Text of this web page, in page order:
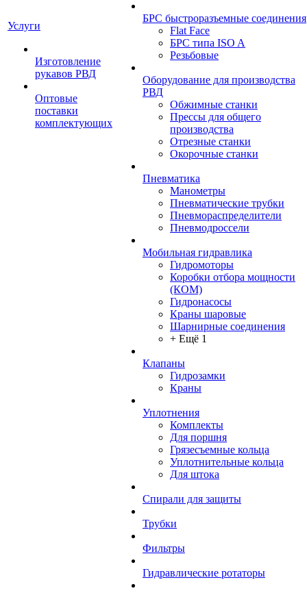
Услуги
Изготовление
рукавов РВД
Оптовые
поставки
комплектующих
БРС быстроразъемные соединения
Flat Face
БРС типа ISO A
Резьбовые
Оборудование для производства
РВД
Обжимные станки
Прессы для общего
производства
Отрезные станки
Окорочные станки
Пневматика
Манометры
Пневматические трубки
Пневмораспределители
Пневмодроссели
Мобильная гидравлика
Гидромоторы
Коробки отбора мощности
(КОМ)
Гидронасосы
Краны шаровые
Шарнирные соединения
+ Ещё 1
Клапаны
Гидрозамки
Краны
Уплотнения
Комплекты
Для поршня
Грязесъемные кольца
Уплотнительные кольца
Для штока
Спирали для защиты
Трубки
Фильтры
Гидравлические ротаторы